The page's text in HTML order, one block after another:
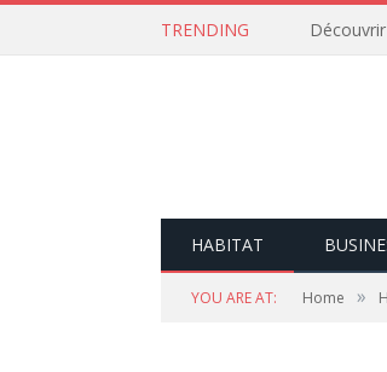
TRENDING
HABITAT
YOU ARE AT: Home »